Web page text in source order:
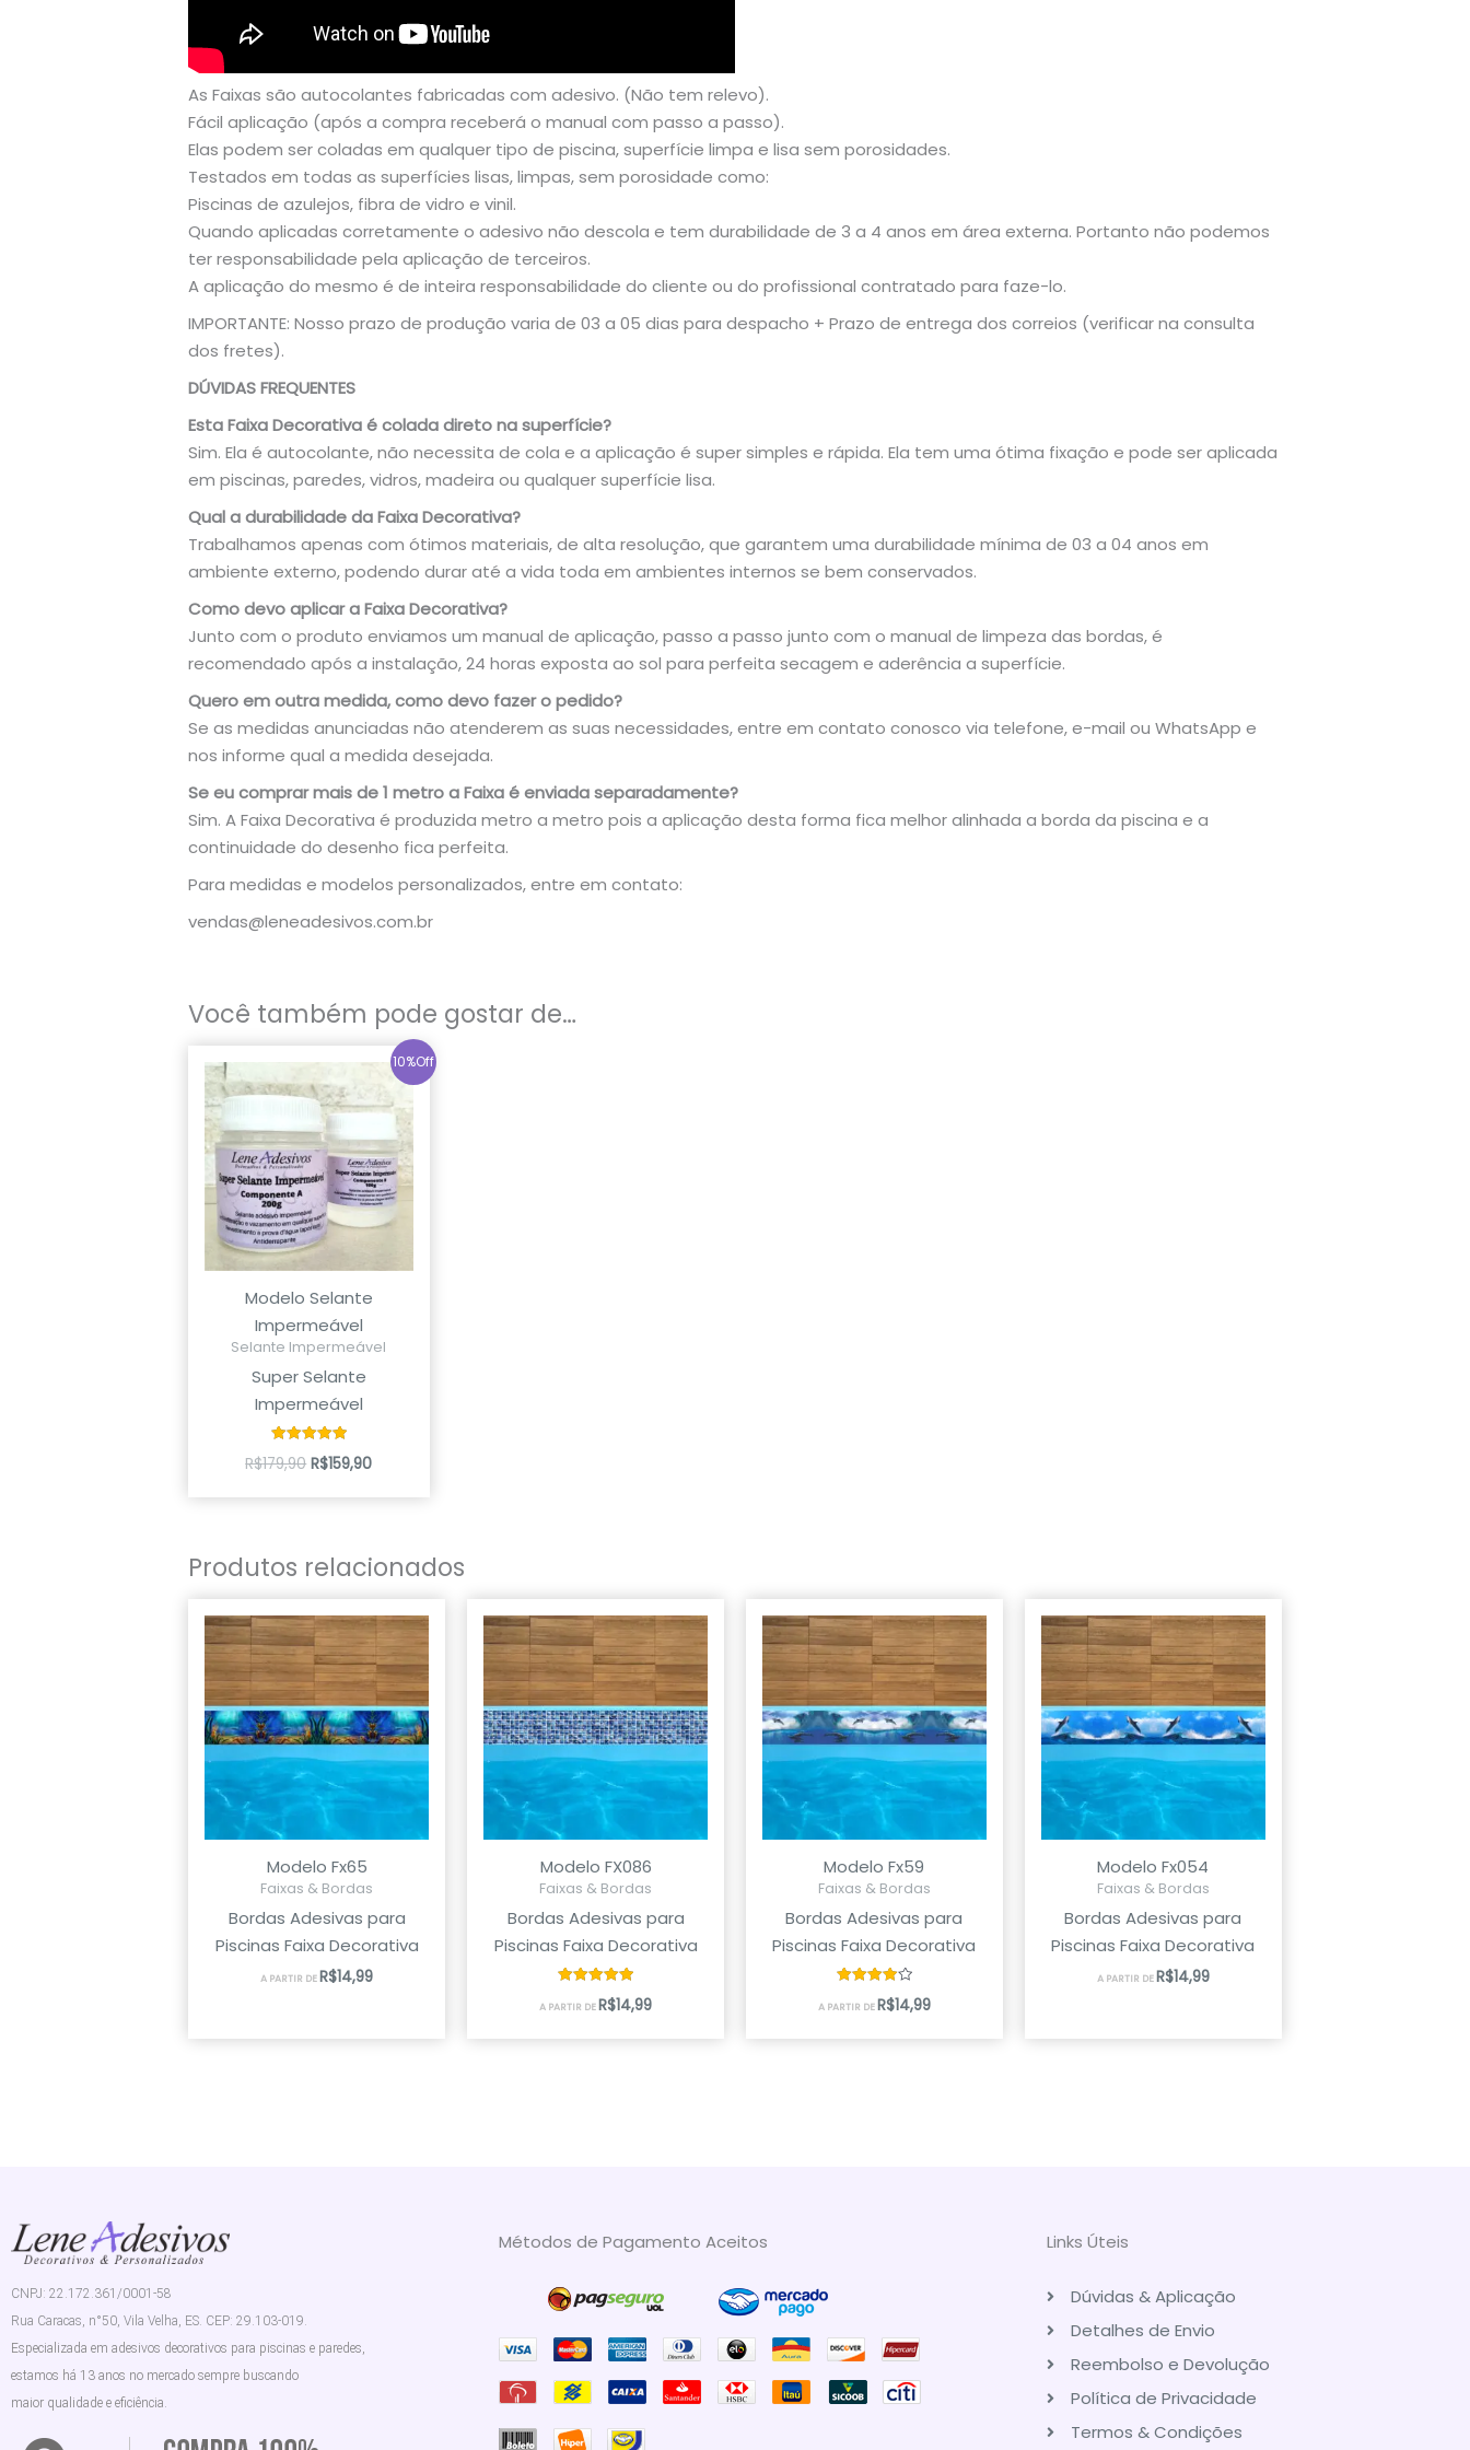
As Faixas são autocolantes fabricadas com adesivo. (Não tem relevo).
Fácil aplicação (após a compra receberá o manual com passo a passo).
Elas podem ser coladas em qualquer tipo de piscina, superfície limpa e lisa sem porosidades.
Testados em todas as superfícies lisas, limpas, sem porosidade como:
Piscinas de azulejos, fibra de vidro e vinil.
Quando aplicadas corretamente o adesivo não descola e tem durabilidade de 3 a 4 anos em área externa. Portanto não podemos
ter responsabilidade pela aplicação de terceiros.
A aplicação do mesmo é de inteira responsabilidade do cliente ou do profissional contratado para faze-lo.
IMPORTANTE: Nosso prazo de produção varia de 03 a 05 dias para despacho + Prazo de entrega dos correios (verificar na consulta
dos fretes).
DÚVIDAS FREQUENTES
Esta Faixa Decorativa é colada direto na superfície?
Sim. Ela é autocolante, não necessita de cola e a aplicação é super simples e rápida. Ela tem uma ótima fixação e pode ser aplicada
em piscinas, paredes, vidros, madeira ou qualquer superfície lisa.
Qual a durabilidade da Faixa Decorativa?
Trabalhamos apenas com ótimos materiais, de alta resolução, que garantem uma durabilidade mínima de 03 a 04 anos em
ambiente externo, podendo durar até a vida toda em ambientes internos se bem conservados.
Como devo aplicar a Faixa Decorativa?
Junto com o produto enviamos um manual de aplicação, passo a passo junto com o manual de limpeza das bordas, é
recomendado após a instalação, 24 horas exposta ao sol para perfeita secagem e aderência a superfície.
Quero em outra medida, como devo fazer o pedido?
Se as medidas anunciadas não atenderem as suas necessidades, entre em contato conosco via telefone, e-mail ou WhatsApp e
nos informe qual a medida desejada.
Se eu comprar mais de 1 metro a Faixa é enviada separadamente?
Sim. A Faixa Decorativa é produzida metro a metro pois a aplicação desta forma fica melhor alinhada a borda da piscina e a
continuidade do desenho fica perfeita.
Para medidas e modelos personalizados, entre em contato:
vendas@leneadesivos.com.br
Você também pode gostar de…
10%Off
Modelo Selante
Impermeável
Selante Impermeável
Super Selante
Impermeável
Avaliação
5.00
R$179,90
original
era:
R$179,90.
R$159,90
preço
atual
é:
R$159,90.
Produtos relacionados
Modelo Fx65
Faixas & Bordas
Bordas Adesivas para
Piscinas Faixa Decorativa
A PARTIR DER$14,99
Modelo FX086
Faixas & Bordas
Bordas Adesivas para
Piscinas Faixa Decorativa
Avaliação
5.00
A PARTIR DER$14,99
Modelo Fx59
Faixas & Bordas
Bordas Adesivas para
Piscinas Faixa Decorativa
Avaliação
4.00
A PARTIR DER$14,99
Modelo Fx054
Faixas & Bordas
Bordas Adesivas para
Piscinas Faixa Decorativa
A PARTIR DER$14,99
CNPJ: 22.172.361/0001-58
Rua Caracas, n°50, Vila Velha, ES. CEP: 29.103-019.
Especializada em adesivos decorativos para piscinas e paredes,
estamos há 13 anos no mercado sempre buscando
maior qualidade e eficiência.
Métodos de Pagamento Aceitos Links Úteis
Dúvidas & Aplicação
Detalhes de Envio
Reembolso e Devolução
Política de Privacidade
Termos & Condições